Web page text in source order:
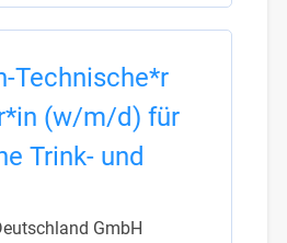
Technische*r
(w/m/d) für
Trink- und
GmbH